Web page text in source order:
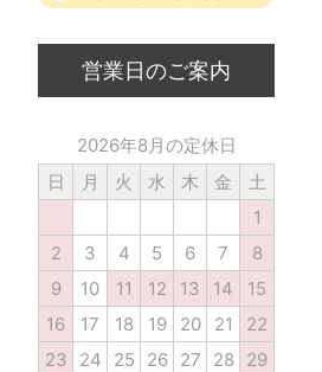
営業日のご案内
2026年8月の定休日
日
月 火 水 木 金
土
1
2
3 4 5 6 7
8
9
10 11 12 13 14
15
16
17 18 19 20 21
22
23
24 25 26 27 28
29